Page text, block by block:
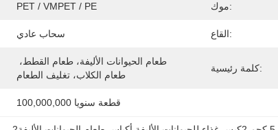
PET / VMPET / PE موك:
سحاب عادي القاع:
طعام الكلاب، تغليف الطعام
كلمة رئيسية:
100,000,000 قطعة سنويا